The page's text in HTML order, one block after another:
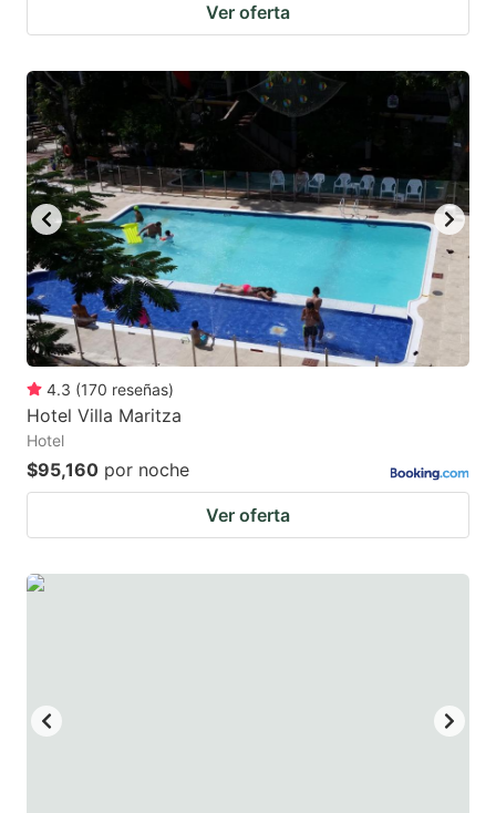
Ver oferta
4.3 (170 reseñas)
Hotel Villa Maritza
Hotel
$95,160 por noche
Ver oferta